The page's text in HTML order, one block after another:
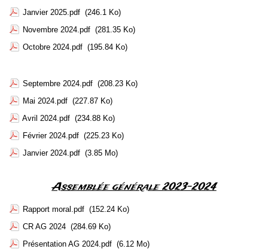
Janvier 2025.pdf (246.1 Ko)
Novembre 2024.pdf (281.35 Ko)
Octobre 2024.pdf (195.84 Ko)
Septembre 2024.pdf (208.23 Ko)
Mai 2024.pdf (227.87 Ko)
Avril 2024.pdf (234.88 Ko)
Février 2024.pdf (225.23 Ko)
Janvier 2024.pdf (3.85 Mo)
Assemblée générale 2023-2024
Rapport moral.pdf (152.24 Ko)
CR AG 2024 (284.69 Ko)
Présentation AG 2024.pdf (6.12 Mo)